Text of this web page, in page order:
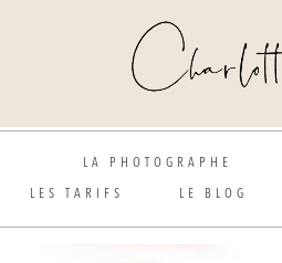
LA PHOTOGRAPHE
LES TARIFS LE BLOG